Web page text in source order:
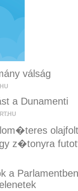
válság
a Dunamenti
olajfolt
z�tonyra
a